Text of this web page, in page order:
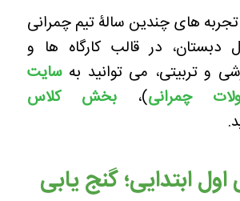
تجربه های چندین سالۀ تیم چمرانی
دبستان، در قالب کارگاه ها و
و تربیتی، می توانید بهسایت
چمرانی)،
بخش کلاس
ابتدایی؛ گنج یابی